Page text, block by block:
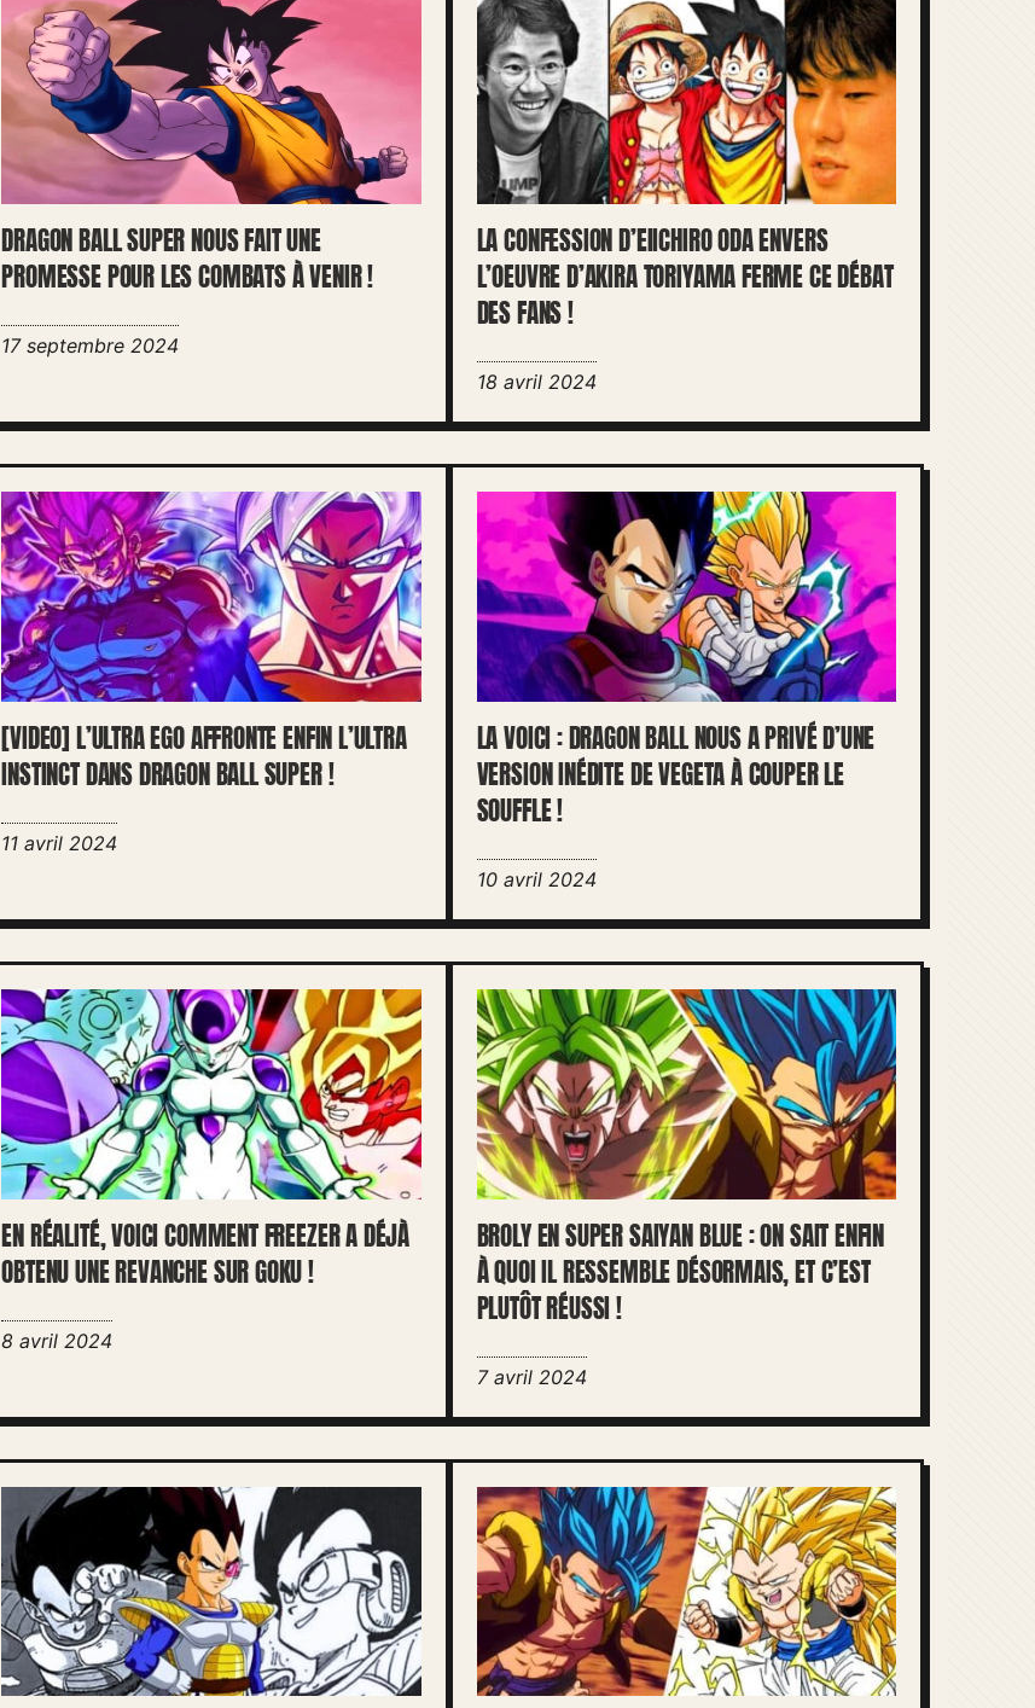
DRAGON BALL SUPER NOUS FAIT UNE
PROMESSE POUR LES COMBATS À VENIR !
17 septembre 2024
LA CONFESSION D’EIICHIRO ODA ENVERS
L’OEUVRE D’AKIRA TORIYAMA FERME CE DÉBAT
DES FANS !
18 avril 2024
[VIDEO] L’ULTRA EGO AFFRONTE ENFIN L’ULTRA
INSTINCT DANS DRAGON BALL SUPER !
11 avril 2024
LA VOICI : DRAGON BALL NOUS A PRIVÉ D’UNE
VERSION INÉDITE DE VEGETA À COUPER LE
SOUFFLE !
10 avril 2024
EN RÉALITÉ, VOICI COMMENT FREEZER A DÉJÀ
OBTENU UNE REVANCHE SUR GOKU !
8 avril 2024
BROLY EN SUPER SAIYAN BLUE : ON SAIT ENFIN
À QUOI IL RESSEMBLE DÉSORMAIS, ET C’EST
PLUTÔT RÉUSSI !
7 avril 2024